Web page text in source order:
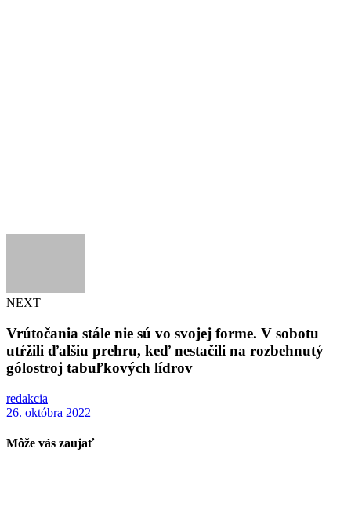
NEXT
Vrútočania stále nie sú vo svojej forme. V sobotu
utŕžili ďalšiu prehru, keď nestačili na rozbehnutý
gólostroj tabuľkových lídrov
redakcia
26. októbra 2022
Môže vás zaujať